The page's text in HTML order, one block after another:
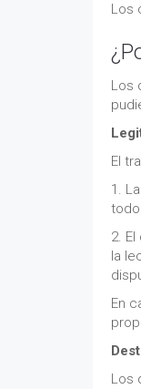
Los
Los
El
1.
2.
la
En
Los